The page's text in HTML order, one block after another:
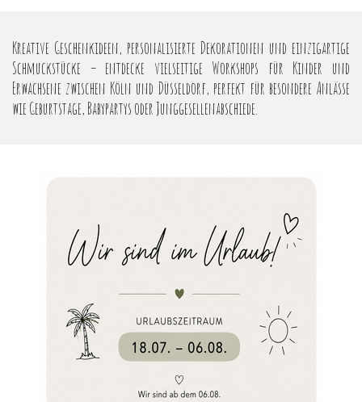
Kreative Geschenkideen, personalisierte Dekorationen und einzigartige
Schmuckstücke – entdecke vielseitige Workshops für Kinder und
Erwachsene zwischen Köln und Düsseldorf, perfekt für besondere Anlässe
wie Geburtstage, Babypartys oder Junggesellenabschiede.